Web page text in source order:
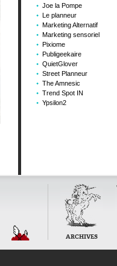
Joe la Pompe
Le planneur
Marketing Alternatif
Marketing sensoriel
Pixiome
Publigeekaire
QuietGlover
Street Planneur
The Amnesic
Trend Spot IN
Ypsilon2
ARCHIVES